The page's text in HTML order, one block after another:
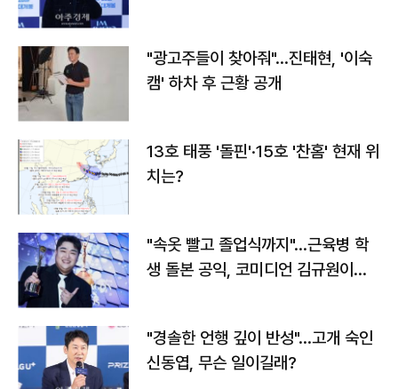
"광고주들이 찾아줘"…진태현, '이숙
캠' 하차 후 근황 공개
13호 태풍 '돌핀'·15호 '찬홈' 현재 위
치는?
"속옷 빨고 졸업식까지"…근육병 학
생 돌본 공익, 코미디언 김규원이었
"경솔한 언행 깊이 반성"…고개 숙인
신동엽, 무슨 일이길래?